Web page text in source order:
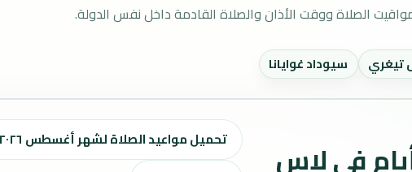
الصلاة ووقت الأذان والصلاة القادمة داخل نفس الدولة.
تيغري سيوداد غوايانا
مواقيت الصلاة لمدة 7 أيام في لاس
تحميل مواعيد الصلاة لشهر أغسطس ٢٠٢٦ / صفر 1448 هـ